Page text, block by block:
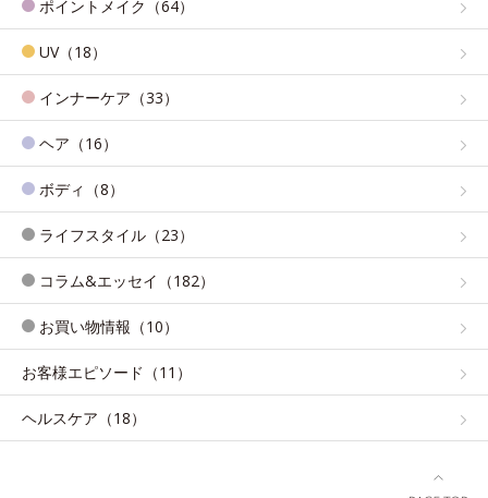
ポイントメイク（64）
UV（18）
インナーケア（33）
ヘア（16）
ボディ（8）
ライフスタイル（23）
コラム&エッセイ（182）
お買い物情報（10）
お客様エピソード（11）
ヘルスケア（18）